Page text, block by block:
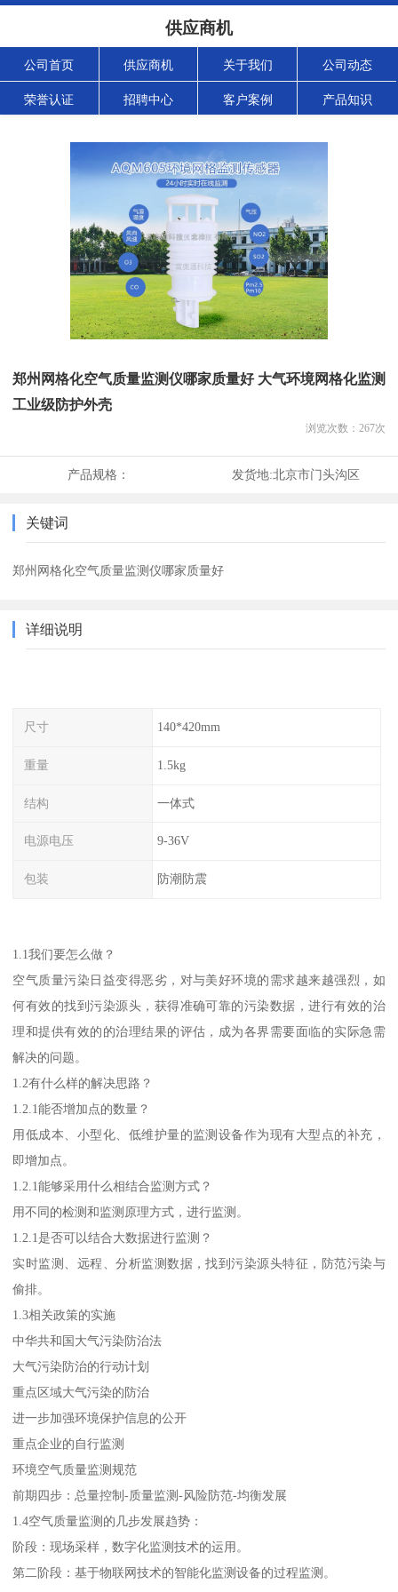
供应商机
公司首页 供应商机 关于我们 公司动态
荣誉认证 招聘中心 客户案例 产品知识
郑州网格化空气质量监测仪哪家质量好 大气环境网格化监测
工业级防护外壳
浏览次数： 267次
产品规格： 发货地:北京市门头沟区
关键词
郑州网格化空气质量监测仪哪家质量好
详细说明
尺寸 140*420mm
重量 1.5kg
结构 一体式
电源电压 9-36V
包装 防潮防震
1.1我们要怎么做？
空气质量污染日益变得恶劣，对与美好环境的需求越来越强烈，如
何有效的找到污染源头，获得准确可靠的污染数据，进行有效的治
理和提供有效的的治理结果的评估，成为各界需要面临的实际急需
解决的问题。
1.2有什么样的解决思路？
1.2.1能否增加点的数量？
用低成本、小型化、低维护量的监测设备作为现有大型点的补充，
即增加点。
1.2.1能够采用什么相结合监测方式？
用不同的检测和监测原理方式，进行监测。
1.2.1是否可以结合大数据进行监测？
实时监测、远程、分析监测数据，找到污染源头特征，防范污染与
偷排。
1.3相关政策的实施
中华共和国大气污染防治法
大气污染防治的行动计划
重点区域大气污染的防治
进一步加强环境保护信息的公开
重点企业的自行监测
环境空气质量监测规范
前期四步：总量控制-质量监测-风险防范-均衡发展
1.4空气质量监测的几步发展趋势：
阶段：现场采样，数字化监测技术的运用。
第二阶段：基于物联网技术的智能化监测设备的过程监测。